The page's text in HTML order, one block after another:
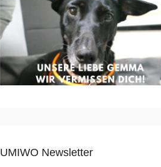
UMIWO Newsletter